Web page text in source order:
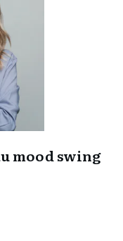
mood swing